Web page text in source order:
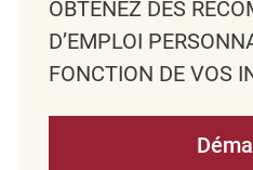
OBTENEZ DES
D’EMPLOI
FONCTION DE VOS